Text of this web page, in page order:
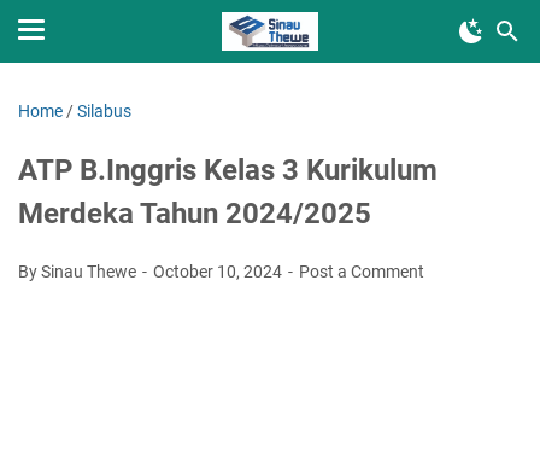
Home /Silabus
ATP B.Inggris Kelas 3 Kurikulum
Merdeka Tahun 2024/2025
By Sinau Thewe October 10, 2024 Post a Comment